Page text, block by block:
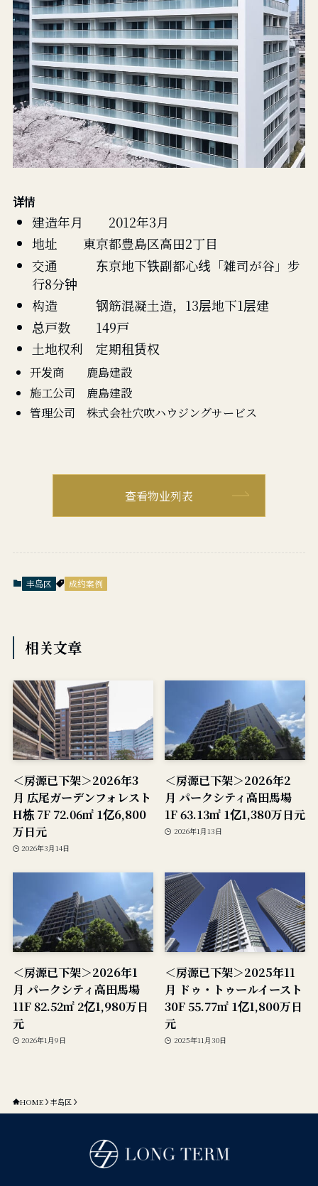
详情
建造年月 2012年3月
地址 東京都豊島区高田2丁目
交通 东京地下铁副都心线「雑司が谷」步
行8分钟
构造 钢筋混凝土造，13层地下1层建
总戸数 149戸
土地权利 定期租赁权
开发商 鹿島建設
施工公司 鹿島建設
管理公司 株式会社穴吹ハウジングサービス
查看物业列表
丰岛区 成约案例
相关文章
＜房源已下架＞2026年3
月 広尾ガーデンフォレスト
H栋 7F 72.06㎡ 1亿6,800
万日元
2026年3月14日
＜房源已下架＞2026年2
月 パークシティ高田馬場
1F 63.13㎡ 1亿1,380万日元
2026年1月13日
＜房源已下架＞2026年1
月 パークシティ高田馬場
11F 82.52㎡ 2亿1,980万日
元
2026年1月9日
＜房源已下架＞2025年11
月 ドゥ・トゥールイースト
30F 55.77㎡ 1亿1,800万日
元
2025年11月30日
HOME 丰岛区